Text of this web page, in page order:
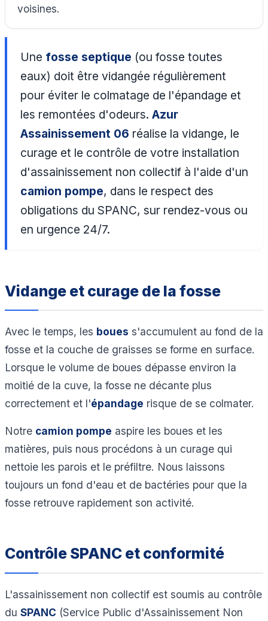
voisines.
Une fosse septique (ou fosse toutes
eaux) doit être vidangée régulièrement
pour éviter le colmatage de l'épandage et
les remontées d'odeurs.Azur
Assainissement 06 réalise la vidange, le
curage et le contrôle de votre installation
d'assainissement non collectif à l'aide d'un
camion pompe, dans le respect des
obligations du SPANC, sur rendez-vous ou
en urgence 24/7.
Vidange et curage de la fosse
Avec le temps, les boues s'accumulent au fond de la
fosse et la couche de graisses se forme en surface.
Lorsque le volume de boues dépasse environ la
moitié de la cuve, la fosse ne décante plus
correctement et l'épandage risque de se colmater.
Notre camion pompe aspire les boues et les
matières, puis nous procédons à un curage qui
nettoie les parois et le préfiltre. Nous laissons
toujours un fond d'eau et de bactéries pour que la
fosse retrouve rapidement son activité.
Contrôle SPANC et conformité
L'assainissement non collectif est soumis au contrôle
du SPANC (Service Public d'Assainissement Non